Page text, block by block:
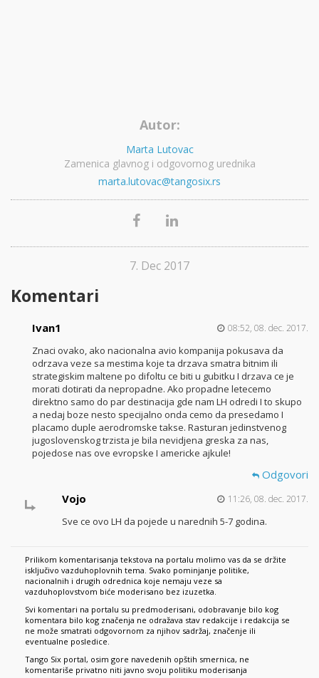
Autor:
Marta Lutovac
Zamenica glavnog i odgovornog urednika
marta.lutovac@tangosix.rs
7. Dec 2017
Komentari
Ivan1 08:52, 08. dec. 2017.
Znaci ovako, ako nacionalna avio kompanija pokusava da
odrzava veze sa mestima koje ta drzava smatra bitnim ili
strategiskim maltene po difoltu ce biti u gubitku I drzava ce je
morati dotirati da nepropadne. Ako propadne letecemo
direktno samo do par destinacija gde nam LH odredi I to skupo
a nedaj boze nesto specijalno onda cemo da presedamo I
placamo duple aerodromske takse. Rasturan jedinstvenog
jugoslovenskog trzista je bila nevidjena greska za nas,
pojedose nas ove evropske I americke ajkule!
Odgovori
Vojo
11:26, 08. dec. 2017.
Sve ce ovo LH da pojede u narednih 5-7 godina.
Prilikom komentarisanja tekstova na portalu molimo vas da se držite
isključivo vazduhoplovnih tema. Svako pominjanje politike,
nacionalnih i drugih odrednica koje nemaju veze sa
vazduhoplovstvom biće moderisano bez izuzetka.
Svi komentari na portalu su predmoderisani, odobravanje bilo kog
komentara bilo kog značenja ne odražava stav redakcije i redakcija se
ne može smatrati odgovornom za njihov sadržaj, značenje ili
eventualne posledice.
Tango Six portal, osim gore navedenih opštih smernica, ne
komentariše privatno niti javno svoju politiku moderisanja